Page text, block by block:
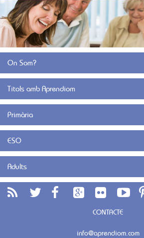
On Som?
Titols amb Aprendiom
Primària
ESO
Adults
CONTACTE
info@aprendiom.com